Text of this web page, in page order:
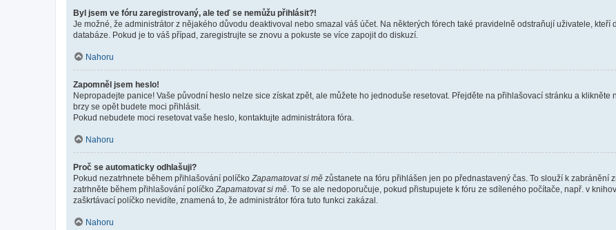
Byl jsem ve fóru zaregistrovaný, ale teď se nemůžu přihlásit?!
Je možné, že administrátor z nějakého důvodu deaktivoval nebo smazal váš účet. Na některých fórech také pravidelně odstraňují uživatele,
databáze. Pokud je to váš případ, zaregistrujte se znovu a pokuste se více zapojit do diskuzí.
Nahoru
Zapomněl jsem heslo!
Nepropadejte panice! Vaše původní heslo nelze sice získat zpět, ale můžete ho jednoduše resetovat. Přejděte na přihlašovací stránku a klikněte
brzy se opět budete moci přihlásit.
Pokud nebudete moci resetovat vaše heslo, kontaktujte administrátora fóra.
Nahoru
Proč se automaticky odhlašuji?
Pokud nezatrhnete během přihlašování políčko Zapamatovat si mě zůstanete na fóru přihlášen jen po přednastavený čas. To slouží k zabránění
zatrhněte během přihlašování políčko Zapamatovat si mě . To se ale nedoporučuje, pokud přistupujete k fóru ze sdíleného počítače, např. v
zaškrtávací políčko nevidíte, znamená to, že administrátor fóra tuto funkci zakázal.
Nahoru